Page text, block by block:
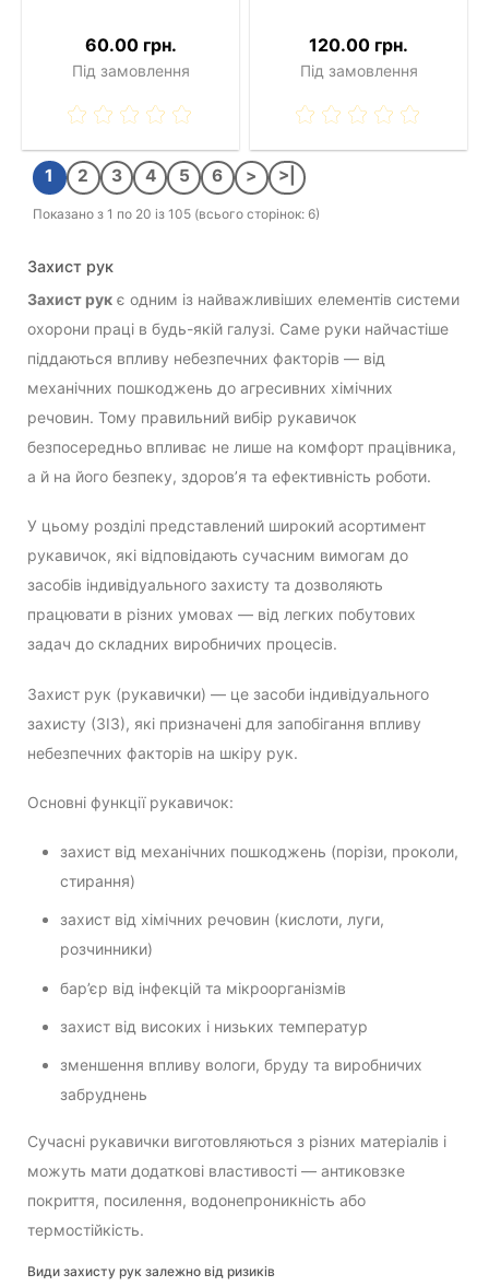
60.00 грн.
Під замовлення
120.00 грн.
Під замовлення
1 2 3 4 5 6 > >|
Показано з 1 по 20 із 105 (всього сторінок: 6)
Захист рук
Захист рук є одним із найважливіших елементів системи
охорони праці в будь-якій галузі. Саме руки найчастіше
піддаються впливу небезпечних факторів — від
механічних пошкоджень до агресивних хімічних
речовин. Тому правильний вибір рукавичок
безпосередньо впливає не лише на комфорт працівника,
а й на його безпеку, здоров’я та ефективність роботи.
У цьому розділі представлений широкий асортимент
рукавичок, які відповідають сучасним вимогам до
засобів індивідуального захисту та дозволяють
працювати в різних умовах — від легких побутових
задач до складних виробничих процесів.
Захист рук (рукавички) — це засоби індивідуального
захисту (ЗІЗ), які призначені для запобігання впливу
небезпечних факторів на шкіру рук.
Основні функції рукавичок:
захист від механічних пошкоджень (порізи, проколи,
стирання)
захист від хімічних речовин (кислоти, луги,
розчинники)
бар’єр від інфекцій та мікроорганізмів
захист від високих і низьких температур
зменшення впливу вологи, бруду та виробничих
забруднень
Сучасні рукавички виготовляються з різних матеріалів і
можуть мати додаткові властивості — антиковзке
покриття, посилення, водонепроникність або
термостійкість.
Види захисту рук залежно від ризиків